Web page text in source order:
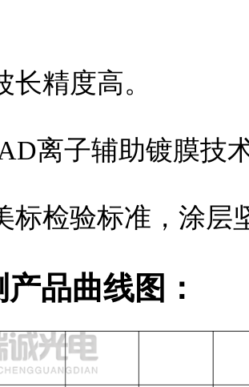
长精度高。
离子辅助镀膜技
标检验标准，涂层
产品曲线图：